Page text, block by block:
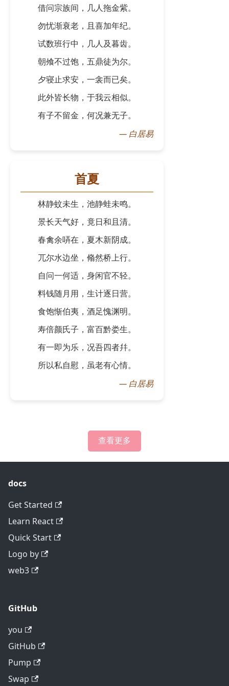
借问宗族间，几人拖金紫。
勿忧渐衰老，且喜加年纪。
试数班行中，几人及暮齿。
朝飧不过饱，五鼎徒为尔。
夕寝止求安，一衾而已矣。
此外皆长物，于我云相似。
有子不留金，何况兼无子。
— 白居易
首夏
林静蚊未生，池静蛙未鸣。
景长天气好，竟日和且清。
春禽余哢在，夏木新阴成。
兀尔水边坐，翛然桥上行。
自问一何适，身闲官不轻。
料钱随月用，生计逐日营。
食饱惭伯夷，酒足愧渊明。
寿倍颜氏子，富百黔娄生。
有一即为乐，况吾四者幷。
所以私自慰，虽老有心情。
— 白居易
查看更多
docs
Get Started
Learn React
Quick Start
Logo by
web3
GitHub
you
GitHub
Pump
Swap